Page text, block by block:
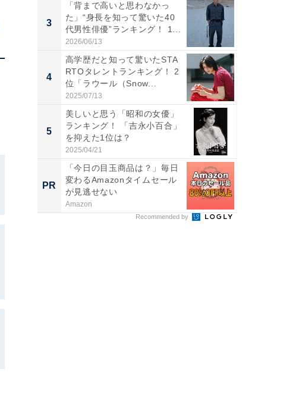
3
「背まで高いと思わなかっ
た」“身長を知って驚いた40
代男性俳優”ランキング！ 1...
2026/06/13
4
高学歴だと知って驚いたSTA
RTOタレントランキング！ 2
位「ラウール（Snow...
2025/07/13
5
美しいと思う「昭和の女優」
ランキング！ 「吉永小百合」
を抑えた1位は？
2025/04/21
PR
「今日の目玉商品は？」毎日
変わるAmazonタイムセール
が見逃せない
Amazon
Recommended by